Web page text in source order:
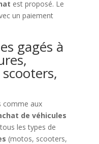
est proposé. Le
un paiement
gagés à
comme aux
de véhicules
les types de
(motos, scooters,